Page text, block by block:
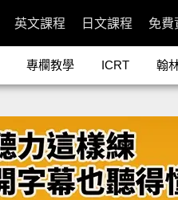
英文課程 日文課程 免費
專欄教學 ICRT 翰